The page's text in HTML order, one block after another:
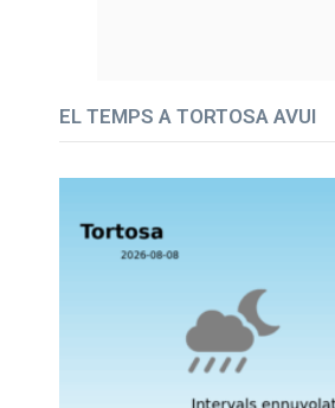
EL TEMPS A TORTOSA AVUI